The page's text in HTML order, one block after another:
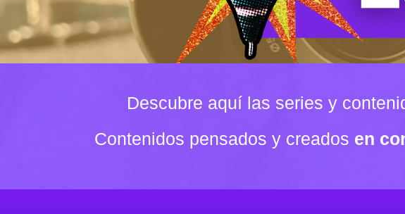
Descubre aquí las series y
Contenidos pensados y creados en